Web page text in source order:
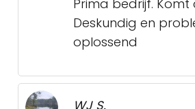
Prima bedrijf.
Deskundig en
oplossend
WJ S.